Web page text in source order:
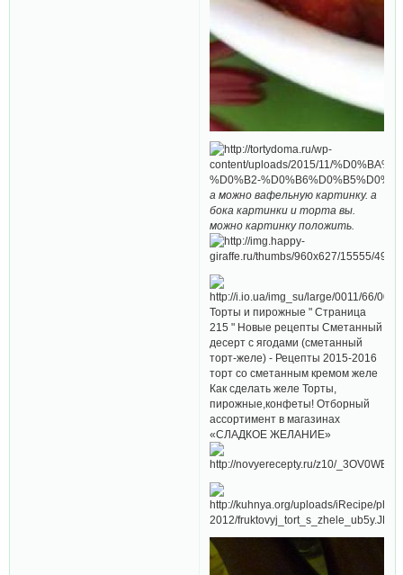
а можно вафельную картинку. а
бока картинки и торта вы.
можно картинку положить.
Торты и пирожные " Страница
215 " Новые рецепты Сметанный
десерт с ягодами (сметанный
торт-желе) - Рецепты 2015-2016
торт со сметанным кремом желе
Как сделать желе Торты,
пирожные,конфеты! Отборный
ассортимент в магазинах
«СЛАДКОЕ ЖЕЛАНИЕ»